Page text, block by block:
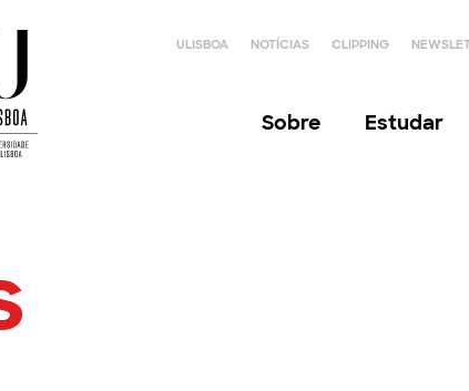
ULISBOA NOTÍCIAS CLIPPING
Sobre Estudar